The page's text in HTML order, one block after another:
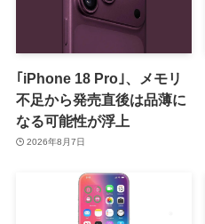
｢iPhone 18 Pro｣、メモリ
不足から発売直後は品薄に
なる可能性が浮上
2026年8月7日